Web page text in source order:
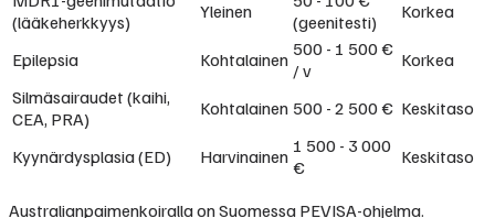
(lääkeherkkyys)
Yleinen
(geenitesti)
Korkea
Epilepsia Kohtalainen 500 - 1 500 €
/ v
Korkea
Silmäsairaudet (kaihi,
CEA, PRA)
Kohtalainen 500 - 2 500 € Keskitaso
Kyynärdysplasia (ED) Harvinainen 1 500 - 3 000
€
Keskitaso
Australianpaimenkoiralla on Suomessa PEVISA-ohjelma.